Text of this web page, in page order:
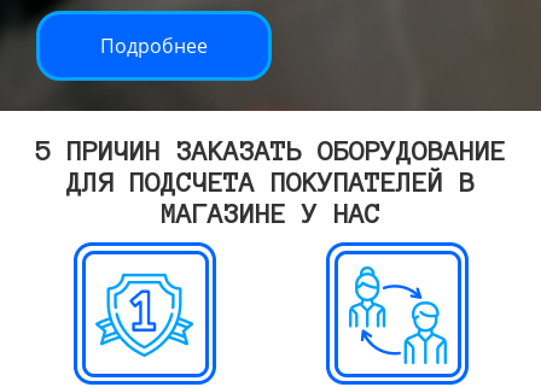
Подробнее
5 ПРИЧИН ЗАКАЗАТЬ ОБОРУДОВАНИЕ
ДЛЯ ПОДСЧЕТА ПОКУПАТЕЛЕЙ В
МАГАЗИНЕ У НАС